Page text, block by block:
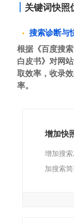
关键词快照
搜索诊断与
根据《百度搜
白皮书》对网
取效率，收录
率。
增加快
增加搜
加搜索